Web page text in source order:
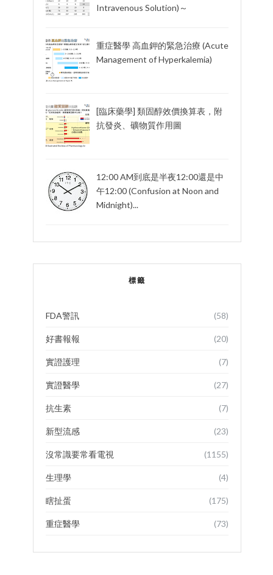
Intravenous Solution)～
重症醫學 高血鉀的緊急治療 (Acute
Management of Hyperkalemia)
[臨床藥學] 類固醇效價換算表，附
抗發炎、礦物質作用圖
12:00 AM到底是半夜12:00還是中
午12:00 (Confusion at Noon and
Midnight)...
標籤
FDA警訊 (58)
好書報報 (20)
實證護理 (7)
實證醫學 (27)
抗生素 (7)
新型流感 (23)
沒常識要常看電視 (1155)
生理學 (4)
瞎扯蛋 (175)
重症醫學 (73)